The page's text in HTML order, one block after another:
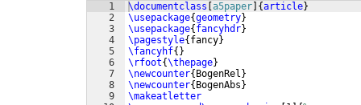
1
2
3
4
5
6
7
8
9
\documentclass a5paper {article}
\usepackage{geometry}
\usepackage{ fancyhdr}
\pagestyle{ fancy}
\fancyhf{ }
\rfoot{\thepage}
\newcounter{ BogenRel }
\newcounter{ BogenAbs }
\makeatletter